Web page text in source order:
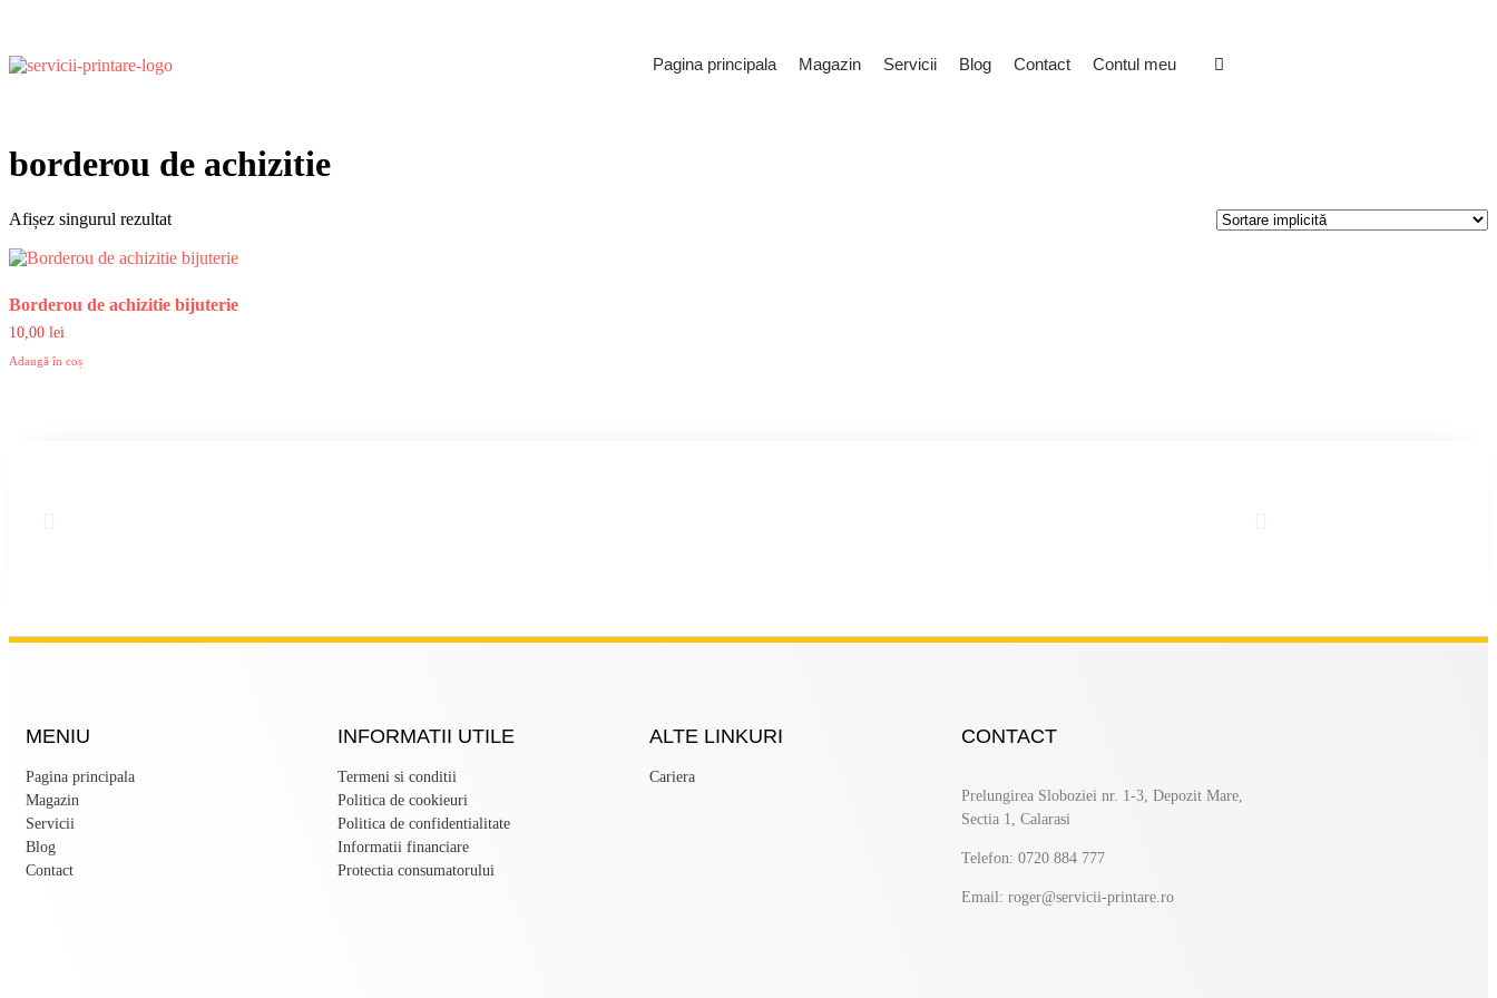
Pagina principala Magazin Servicii Blog Contact Contul meu
borderou de achizitie
Afișez singurul rezultat
Borderou de achizitie bijuterie
10,00 lei
Adaugă în coș
MENIU
Pagina principala
Magazin
Servicii
Blog
Contact
INFORMATII UTILE
Termeni si conditii
Politica de cookieuri
Politica de confidentialitate
Informatii financiare
Protectia consumatorului
ALTE LINKURI
Cariera
CONTACT
Prelungirea Sloboziei nr. 1-3, Depozit Mare,
Sectia 1, Calarasi
Telefon: 0720 884 777
Email: roger@servicii-printare.ro